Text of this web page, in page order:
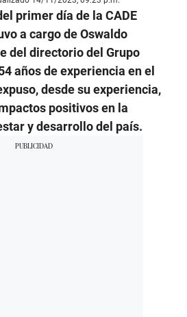
primer día de la CADE
a cargo de Oswaldo
del directorio del Grupo
años de experiencia en el
desde su experiencia,
positivos en la
y desarrollo del país.